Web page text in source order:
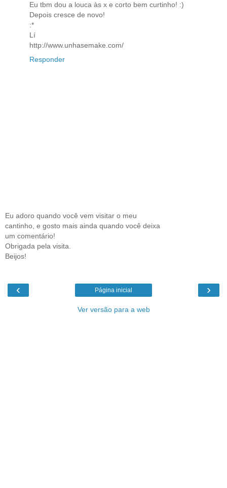
Eu tbm dou a louca às x e corto bem curtinho! :)
Depois cresce de novo!
:*
Lí
http://www.unhasemake.com/
Responder
Eu adoro quando você vem visitar o meu
cantinho, e gosto mais ainda quando você deixa
um comentário!
Obrigada pela visita.
Beijos!
‹ ›
Página inicial
Ver versão para a web